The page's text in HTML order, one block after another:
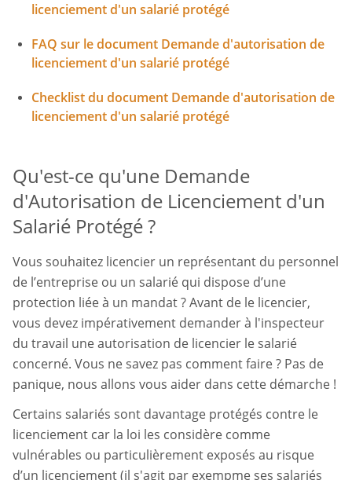
licenciement d'un salarié protégé
FAQ sur le document Demande d'autorisation de
licenciement d'un salarié protégé
Checklist du document Demande d'autorisation de
licenciement d'un salarié protégé
Qu'est-ce qu'une Demande
d'Autorisation de Licenciement d'un
Salarié Protégé ?
Vous souhaitez licencier un représentant du personnel
de l’entreprise ou un salarié qui dispose d’une
protection liée à un mandat ? Avant de le licencier,
vous devez impérativement demander à l'inspecteur
du travail une autorisation de licencier le salarié
concerné. Vous ne savez pas comment faire ? Pas de
panique, nous allons vous aider dans cette démarche !
Certains salariés sont davantage protégés contre le
licenciement car la loi les considère comme
vulnérables ou particulièrement exposés au risque
d’un licenciement (il s'agit par exempme ses salariés